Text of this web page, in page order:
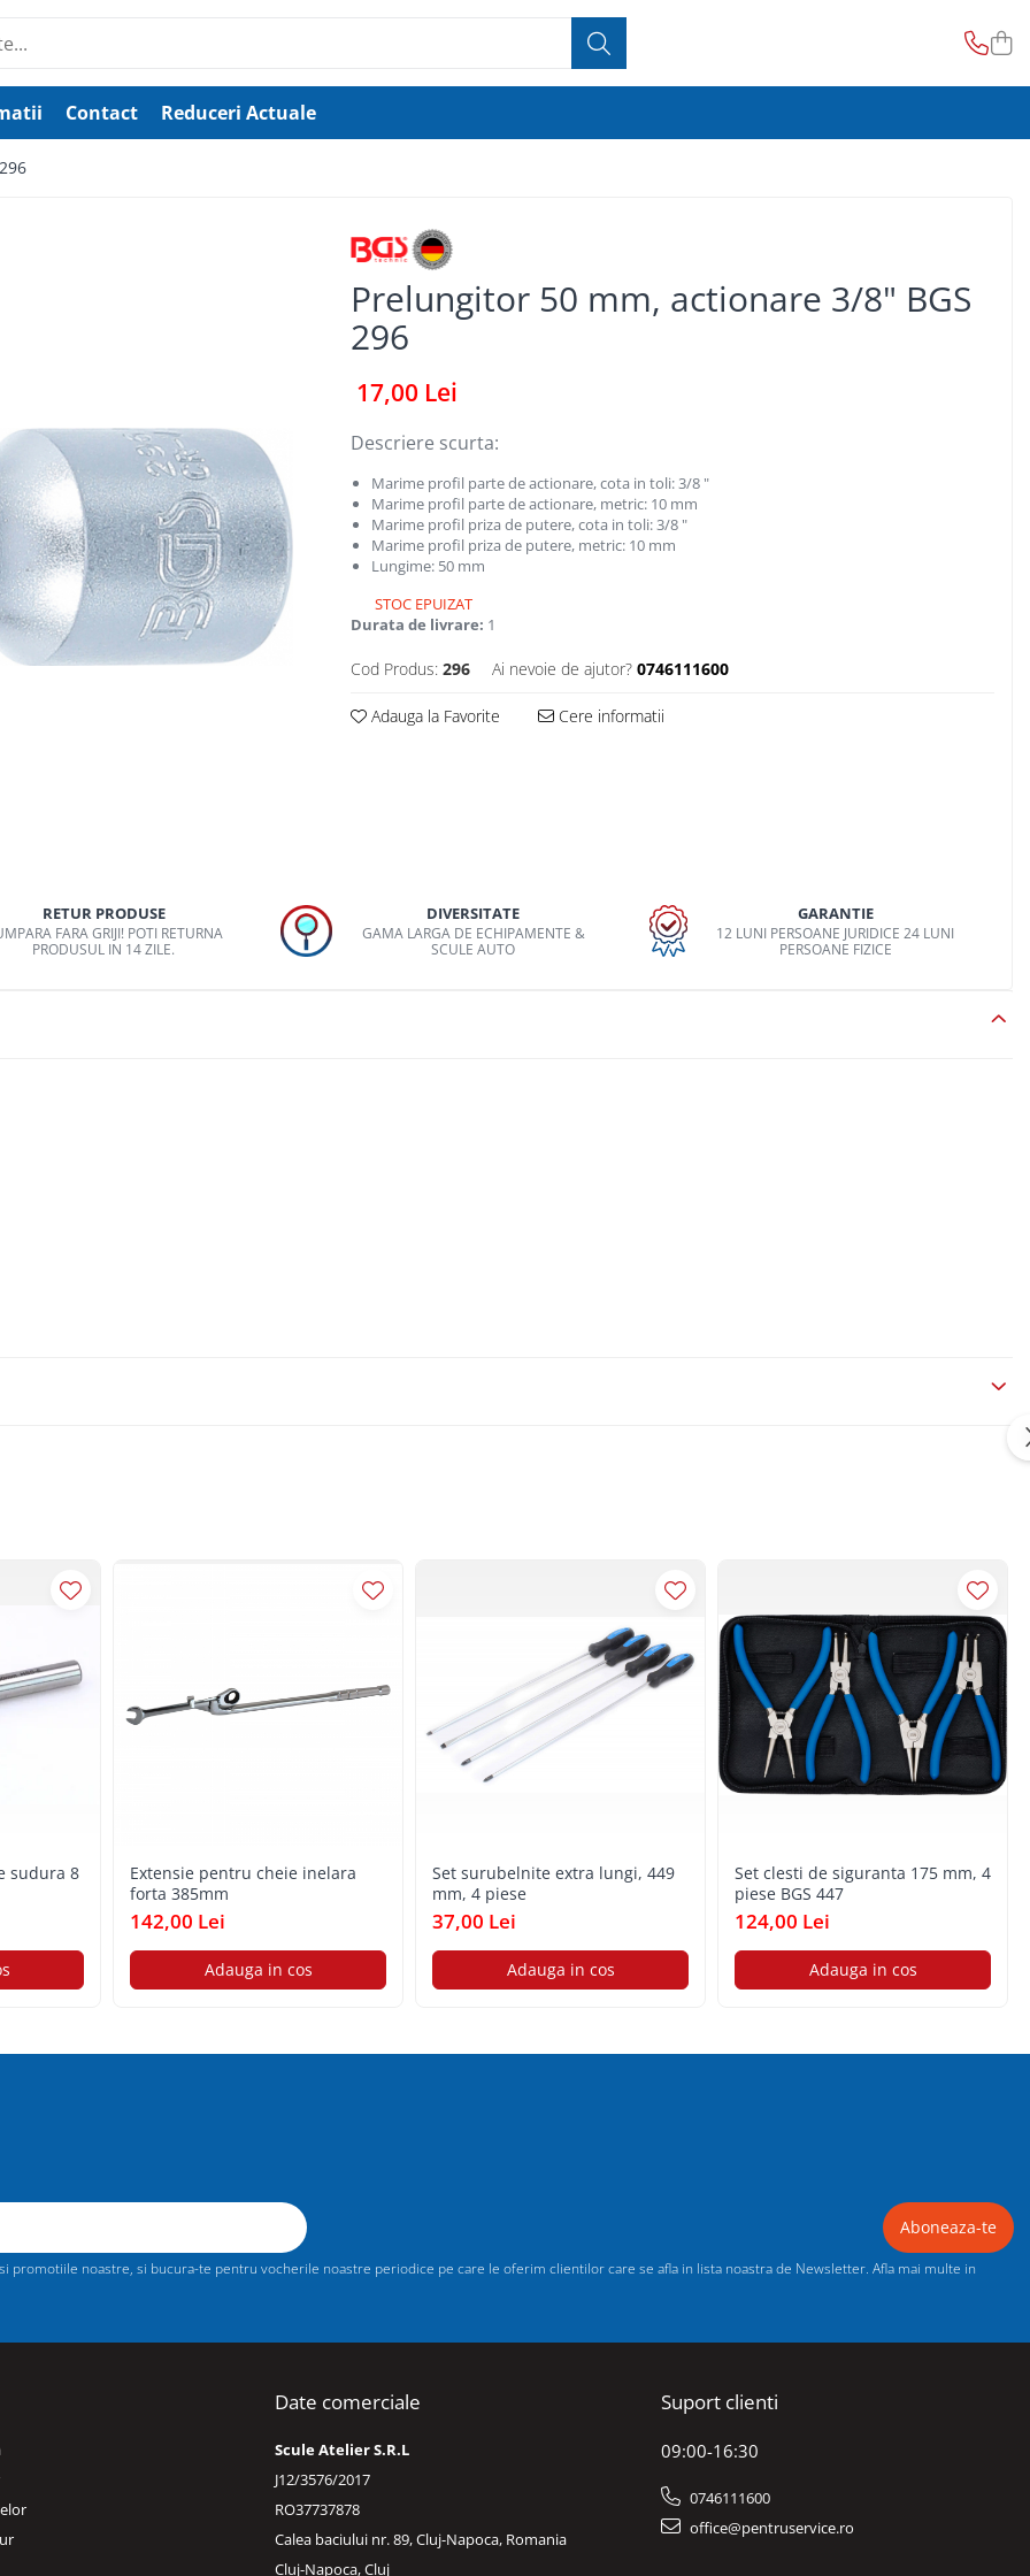
Contact Reduceri Actuale
Prelungitor 50 mm, actionare 3/8" BGS
296
17,00 Lei
Descriere scurta:
Marime profil parte de actionare, cota in toli: 3/8 "
Marime profil parte de actionare, metric: 10 mm
Marime profil priza de putere, cota in toli: 3/8 "
Marime profil priza de putere, metric: 10 mm
Lungime: 50 mm
STOC EPUIZAT
Durata de livrare: 1
Cod Produs: 296 Ai nevoie de ajutor? 0746111600
Adauga la Favorite Cere informatii
RETUR PRODUSE
FARA GRIJI! POTI RETURNA
PRODUSUL IN 14 ZILE.
DIVERSITATE
GAMA LARGA DE ECHIPAMENTE &
SCULE AUTO
GARANTIE
12 LUNI PERSOANE JURIDICE 24 LUNI
PERSOANE FIZICE
sudura 8
Extensie pentru cheie inelara
forta 385mm
142,00 Lei
Adauga in cos
Set surubelnite extra lungi, 449
mm, 4 piese
37,00 Lei
Adauga in cos
Set clesti de siguranta 175 mm, 4
piese BGS 447
124,00 Lei
Adauga in cos
noastre, si bucura-te pentru vocherile noastre periodice pe care le oferim clientilor care se afla in lista noastra de Newsletter. Afla mai multe in
Date comerciale
Scule Atelier S.R.L
J12/3576/2017
RO37737878
Calea baciului nr. 89, Cluj-Napoca, Romania
Cluj-Napoca, Cluj
Suport clienti
09:00-16:30
0746111600
office@pentruservice.ro